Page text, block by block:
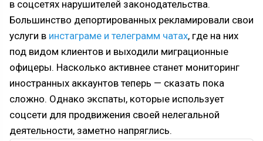
в соцсетях нарушителей законодательства.
Большинство депортированных рекламировали свои
услуги в инстаграме и телеграмм чатах, где на них
под видом клиентов и выходили миграционные
офицеры. Насколько активнее станет мониторинг
иностранных аккаунтов теперь — сказать пока
сложно. Однако экспаты, которые использует
соцсети для продвижения своей нелегальной
деятельности, заметно напряглись.